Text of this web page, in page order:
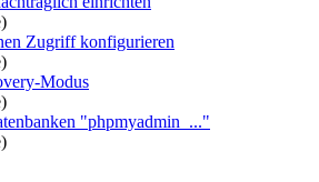
Zugriff konfigurieren
Modus
"phpmyadmin_..."